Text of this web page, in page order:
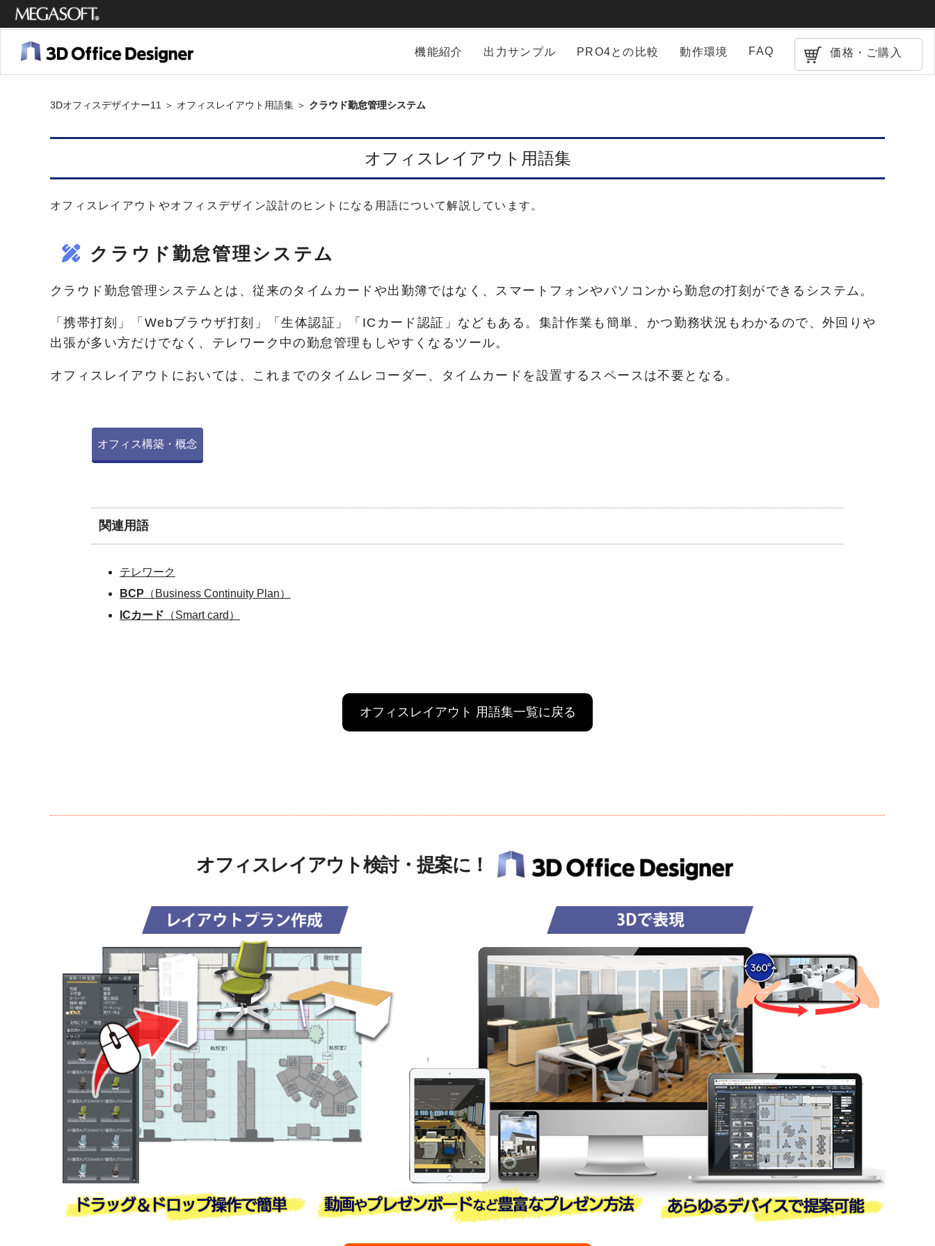
メガソ
フト株
式会社
機能紹介 出力サンプル PRO4との比較 動作環境 FAQ 価格・ご購入
3Dオフィスデザイナー11 ＞ オフィスレイアウト用語集 ＞ クラウド勤怠管理システム
オフィスレイアウト用語集
オフィスレイアウトやオフィスデザイン設計のヒントになる用語について解説しています。
クラウド勤怠管理システム
クラウド勤怠管理システムとは、従来のタイムカードや出勤簿ではなく、スマートフォンやパソコンから勤怠の打刻ができるシステム。
「携帯打刻」「Webブラウザ打刻」「生体認証」「ICカード認証」などもある。集計作業も簡単、かつ勤務状況もわかるので、外回りや
出張が多い方だけでなく、テレワーク中の勤怠管理もしやすくなるツール。
オフィスレイアウトにおいては、これまでのタイムレコーダー、タイムカードを設置するスペースは不要となる。
オフィス構築・概念
関連用語
テレワーク
BCP （Business Continuity Plan）
ICカード （Smart card）
オフィスレイアウト 用語集一覧に戻る
オフィスレイアウト検討・提案に！